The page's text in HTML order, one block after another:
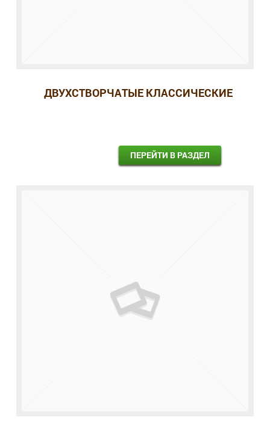
ДВУХСТВОРЧАТЫЕ КЛАССИЧЕСКИЕ
ПЕРЕЙТИ В РАЗДЕЛ